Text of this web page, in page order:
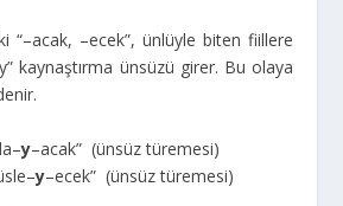
“–acak, –ecek”, ünlüyle biten fiillere
kaynaştırma ünsüzü girer. Bu olaya
y–acak” (ünsüz türemesi)
y–ecek” (ünsüz türemesi)